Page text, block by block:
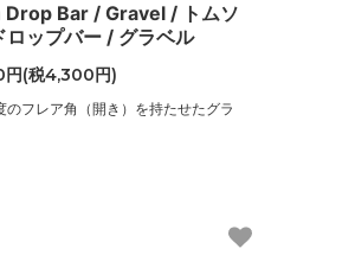
Bar / Gravel / トムソ
ロップバー / グラベル
(税4,300円)
フレア角（開き）を持たせたグラ